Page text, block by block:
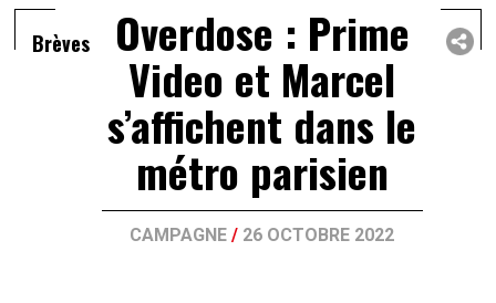
Brèves Overdose : Prime
Video et Marcel
s’affichent dans le
métro parisien
CAMPAGNE / 26 OCTOBRE 2022